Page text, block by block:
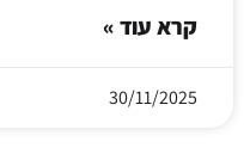
קרא עוד »
30/11/2025